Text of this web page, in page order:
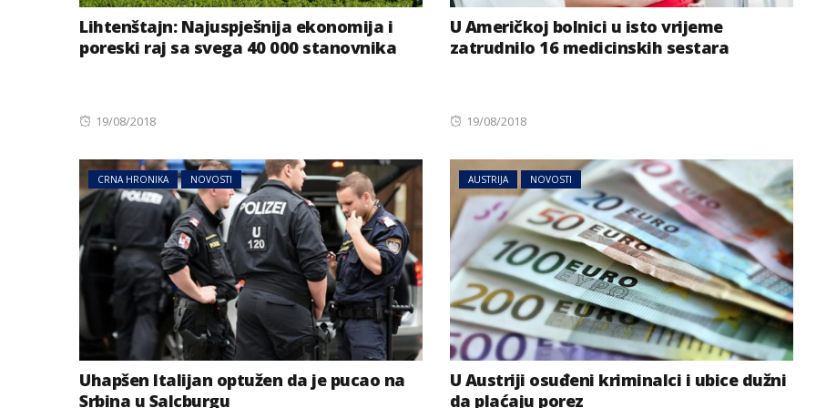
Lihtenštajn: Najuspješnija ekonomija i
poreski raj sa svega 40 000 stanovnika
Posted
19/08/2018
U Američkoj bolnici u isto vrijeme
zatrudnilo 16 medicinskih sestara
Posted
19/08/2018
CRNA HRONIKA NOVOSTI
Uhapšen Italijan optužen da je pucao na
Srbina u Salcburgu
AUSTRIJA NOVOSTI
U Austriji osuđeni kriminalci i ubice dužni
da plaćaju porez
AUSTRIJA NOVOSTI
Zemljotres u Austriji: Tresli
se kreveti i padali predmeti
u Tirolu
NOVOSTI REGIJA
Haos na A3 u Njemačkoj:
Zatvaraju se trake i izlazi
ka Balkanu